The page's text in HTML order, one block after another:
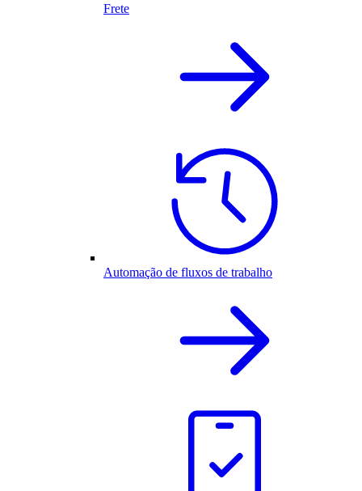
Frete
Automação de fluxos de trabalho